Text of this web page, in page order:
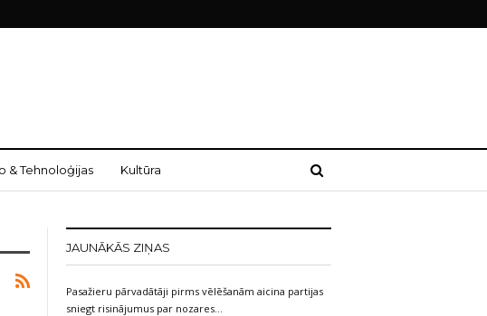
& Tehnoloģijas Kultūra
JAUNĀKĀS ZIŅAS
Pasažieru pārvadātāji pirms vēlēšanām aicina partijas
sniegt risinājumus par nozares…